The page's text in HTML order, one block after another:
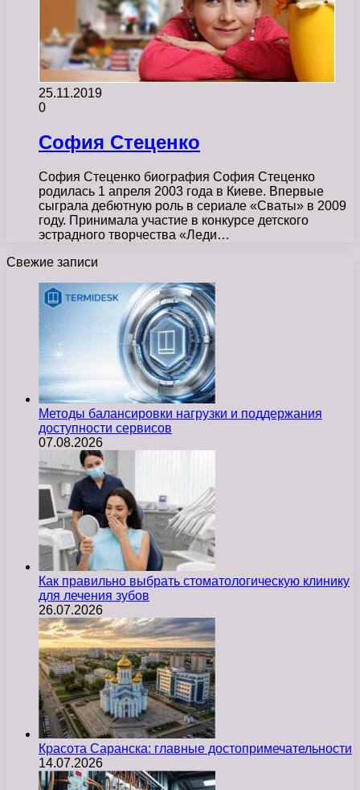
25.11.2019
0
София Стеценко
София Стеценко биография София Стеценко
родилась 1 апреля 2003 года в Киеве. Впервые
сыграла дебютную роль в сериале «Сваты» в 2009
году. Принимала участие в конкурсе детского
эстрадного творчества «Леди…
Свежие записи
Методы балансировки нагрузки и поддержания
доступности сервисов
07.08.2026
Как правильно выбрать стоматологическую клинику
для лечения зубов
26.07.2026
Красота Саранска: главные достопримечательности
14.07.2026